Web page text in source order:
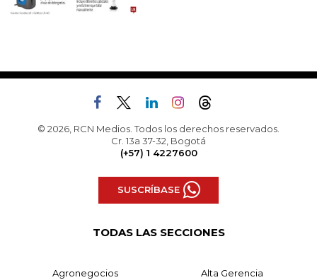
© 2026, RCN Medios. Todos los derechos reservados.
Cr. 13a 37-32, Bogotá
(+57) 1 4227600
SUSCRÍBASE
TODAS LAS SECCIONES
Agronegocios Alta Gerencia